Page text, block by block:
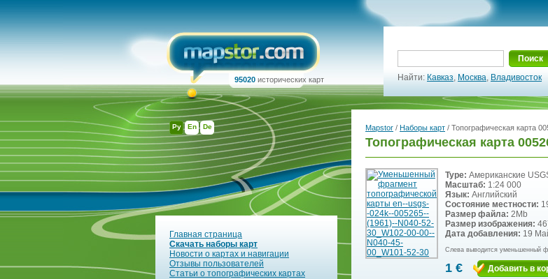
Ру En De
95020 исторических карт
Поиск
Найти: Кавказ, Москва, Владивосток
Главная страница
Скачать наборы карт
Новости о картах и навигации
Отзывы пользователей
Статьи о топографических картах
Mapstor / Наборы карт / Топографическая карта
Топографическая карта
Type: Американские
Масштаб: 1:24 000
Язык: Английский
Состояние местности:
Размер файла: 2Mb
Размер изображения:
Дата добавления: 19
Слева выводится уменьшенный
1 € Добавить в